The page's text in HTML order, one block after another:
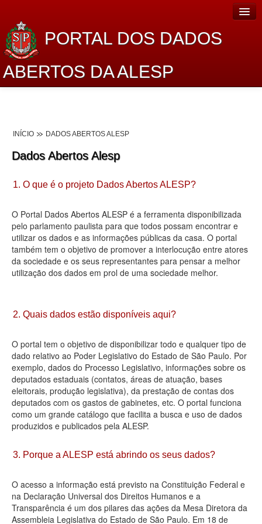
PORTAL DOS DADOS
ABERTOS DA ALESP
Lei de Acesso à Informação
Dados Governamentais Abertos
Planejamento
Catálogo de dados
Processo Legislativo
Deputados Estaduais
Agenda
Perguntas frequentes
Contato
INÍCIO DADOS ABERTOS ALESP
Dados Abertos Alesp
1. O que é o projeto Dados Abertos ALESP?
O Portal Dados Abertos ALESP é a ferramenta disponibilizada
pelo parlamento paulista para que todos possam encontrar e
utilizar os dados e as informações públicas da casa. O portal
também tem o objetivo de promover a interlocução entre atores
da sociedade e os seus representantes para pensar a melhor
utilização dos dados em prol de uma sociedade melhor.
2. Quais dados estão disponíveis aqui?
O portal tem o objetivo de disponibilizar todo e qualquer tipo de
dado relativo ao Poder Legislativo do Estado de São Paulo. Por
exemplo, dados do Processo Legislativo, informações sobre os
deputados estaduais (contatos, áreas de atuação, bases
eleitorais, produção legislativa), da prestação de contas dos
deputados com os gastos de gabinetes, etc. O portal funciona
como um grande catálogo que facilita a busca e uso de dados
produzidos e publicados pela ALESP.
3. Porque a ALESP está abrindo os seus dados?
O acesso a informação está previsto na Constituição Federal e
na Declaração Universal dos Direitos Humanos e a
Transparência é um dos pilares das ações da Mesa Diretora da
Assembleia Legislativa do Estado de São Paulo. Em 18 de